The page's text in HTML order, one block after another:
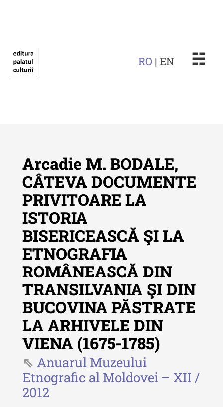
RO | EN ☵
Revista "Cercetări istorice"
Revista "Cercetări istorice" - XLIV
- 2025
Revista "Cercetări istorice" - XLIII
- 2024
Revista "Cercetări istorice" - XLII -
2023
Indexul Complet
Buletinul ”Ioan Neculce” al Muzeului
de Istorie a Moldovei
Buletinul ”Ioan Neculce” al
Muzeului de Istorie a Moldovei -
XXIV / 2018
Arcadie M. BODALE,
CÂTEVA DOCUMENTE
PRIVITOARE LA
ISTORIA
BISERICEASCĂ ŞI LA
ETNOGRAFIA
ROMÂNEASCĂ DIN
TRANSILVANIA ŞI DIN
BUCOVINA PĂSTRATE
LA ARHIVELE DIN
VIENA (1675-1785)
Anuarul Muzeului
Etnografic al Moldovei – XII /
2012